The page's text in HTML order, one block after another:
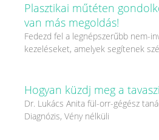
Plasztikai műtéten
van más megoldás!
Fedezd fel a legnépszerűbb nem-
kezeléseket, amelyek segítenek
Hogyan küzdj meg a
Dr. Lukács Anita fül-orr-gégész
Diagnózis, Vény nélküli